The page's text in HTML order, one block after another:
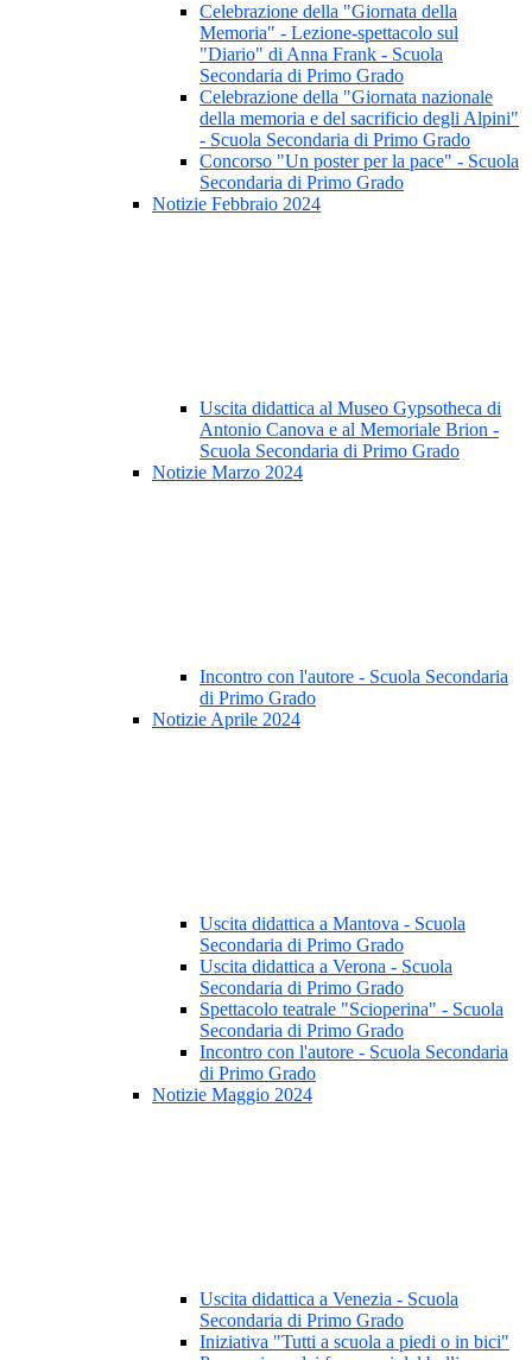
Celebrazione della "Giornata della
Memoria" - Lezione-spettacolo sul
"Diario" di Anna Frank - Scuola
Secondaria di Primo Grado
Celebrazione della "Giornata nazionale
della memoria e del sacrificio degli Alpini"
- Scuola Secondaria di Primo Grado
Concorso "Un poster per la pace" - Scuola
Secondaria di Primo Grado
Notizie Febbraio 2024
Uscita didattica al Museo Gypsotheca di
Antonio Canova e al Memoriale Brion -
Scuola Secondaria di Primo Grado
Notizie Marzo 2024
Incontro con l'autore - Scuola Secondaria
di Primo Grado
Notizie Aprile 2024
Uscita didattica a Mantova - Scuola
Secondaria di Primo Grado
Uscita didattica a Verona - Scuola
Secondaria di Primo Grado
Spettacolo teatrale "Scioperina" - Scuola
Secondaria di Primo Grado
Incontro con l'autore - Scuola Secondaria
di Primo Grado
Notizie Maggio 2024
Uscita didattica a Venezia - Scuola
Secondaria di Primo Grado
Iniziativa "Tutti a scuola a piedi o in bici"